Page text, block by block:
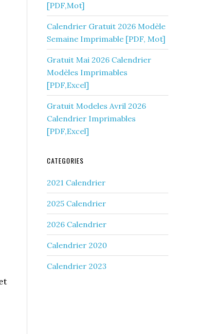
[PDF,Mot]
Calendrier Gratuit 2026 Modèle
Semaine Imprimable [PDF, Mot]
Gratuit Mai 2026 Calendrier
Modèles Imprimables
[PDF,Excel]
Gratuit Modeles Avril 2026
Calendrier Imprimables
[PDF,Excel]
CATEGORIES
2021 Calendrier
2025 Calendrier
2026 Calendrier
Calendrier 2020
Calendrier 2023